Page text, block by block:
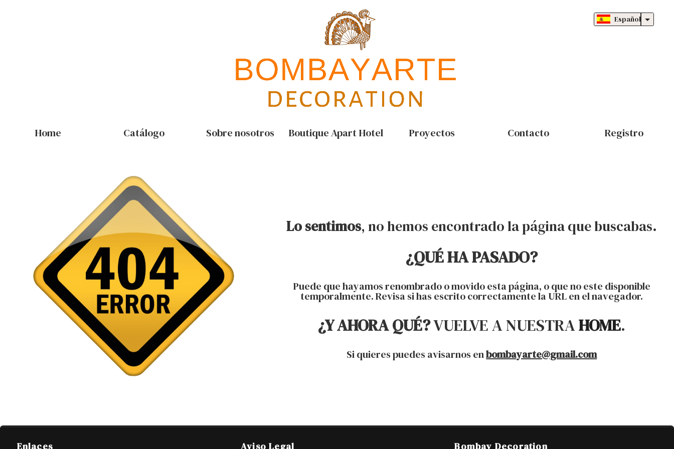
Español
Home Catálogo Sobre nosotros Boutique Apart Hotel Proyectos Contacto Registro
Lo sentimos, no hemos encontrado la página que buscabas.
¿QUÉ HA PASADO?
Puede que hayamos renombrado o movido esta página, o que no este disponible
temporalmente. Revisa si has escrito correctamente la URL en el navegador.
¿Y AHORA QUÉ?VUELVE A NUESTRAHOME.
Si quieres puedes avisarnos enbombayarte@gmail.com
Enlaces Aviso Legal Bombay Decoration